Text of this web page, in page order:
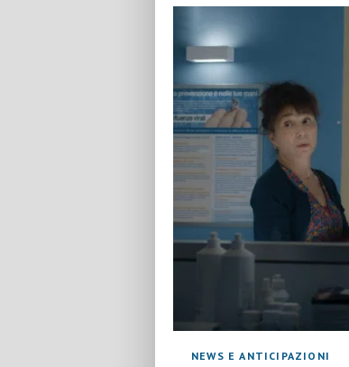
NEWS E ANTICIPAZIONI